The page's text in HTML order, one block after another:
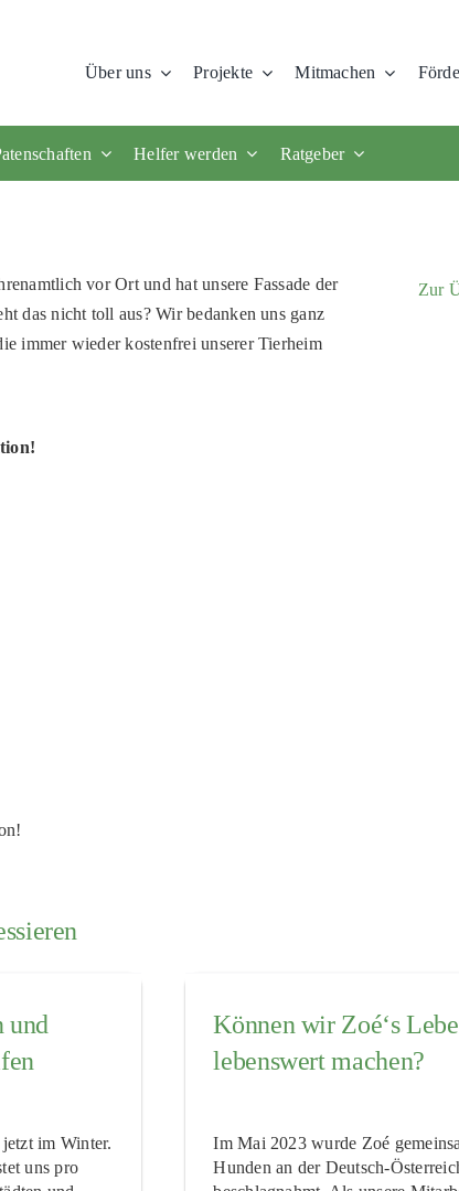
Über uns Projekte Mitmachen
Helfer werden Ratgeber
vor Ort und hat unsere Fassade der
das nicht toll aus? Wir bedanken uns ganz
immer wieder kostenfrei unserer Tierheim
Zur
und
im Winter.
uns pro
Können wir Zoé‘s
lebenswert machen?
Im Mai 2023 wurde Zoé
Hunden an der Deutsch-